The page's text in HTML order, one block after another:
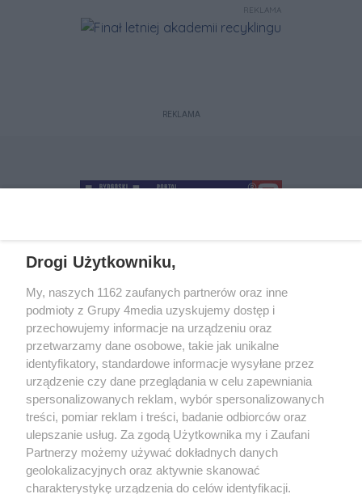
REKLAMA
REKLAMA
+48 52 5812666
O nas Reklama Regulamin
Kontakt
Wydarzenia
Ogłoszenia Katalog firm
Zapisz się do newslettera
Dołącz do grona ludzi najlepiej poinformowanych!
Zapisz się »
Drogi Użytkowniku,
My, naszych 1162 zaufanych partnerów oraz inne
podmioty z Grupy 4media uzyskujemy dostęp i
przechowujemy informacje na urządzeniu oraz
przetwarzamy dane osobowe, takie jak unikalne
identyfikatory, standardowe informacje wysyłane przez
urządzenie czy dane przeglądania w celu zapewniania
spersonalizowanych reklam, wybór spersonalizowanych
treści, pomiar reklam i treści, badanie odbiorców oraz
ulepszanie usług. Za zgodą Użytkownika my i Zaufani
Partnerzy możemy używać dokładnych danych
geolokalizacyjnych oraz aktywnie skanować
charakterystykę urządzenia do celów identyfikacji.